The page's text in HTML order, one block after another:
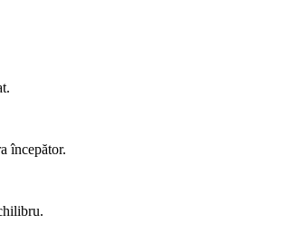
începător.